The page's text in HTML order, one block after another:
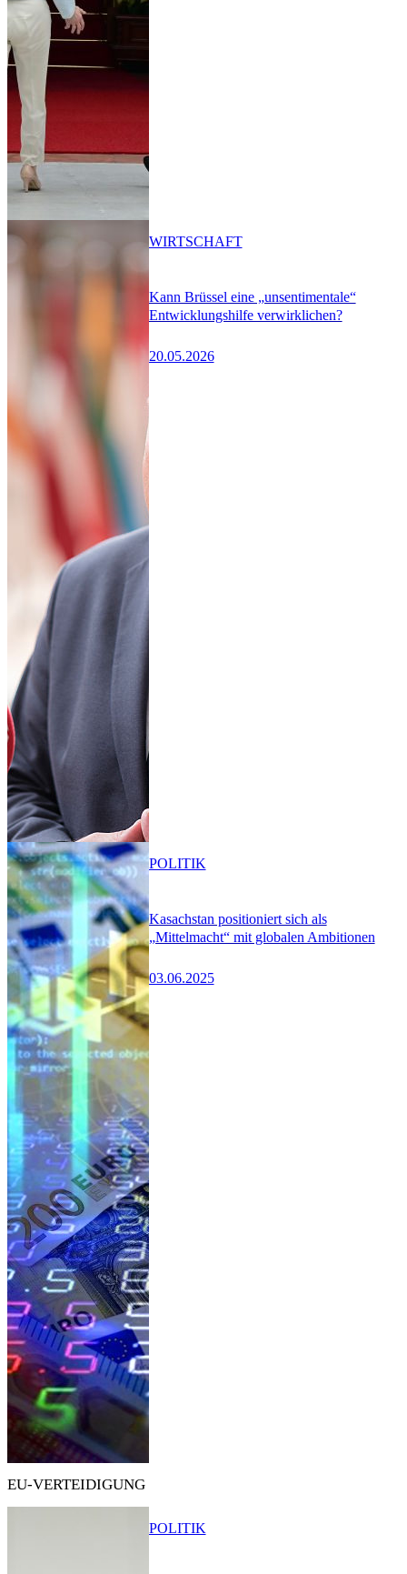
Kann Brüssel eine „unsentimentale“
Entwicklungshilfe verwirklichen?
20.05.2026
WIRTSCHAFT
Kasachstan positioniert sich als
„Mittelmacht“ mit globalen Ambitionen
03.06.2025
POLITIK
EU-VERTEIDIGUNG
POLITIK